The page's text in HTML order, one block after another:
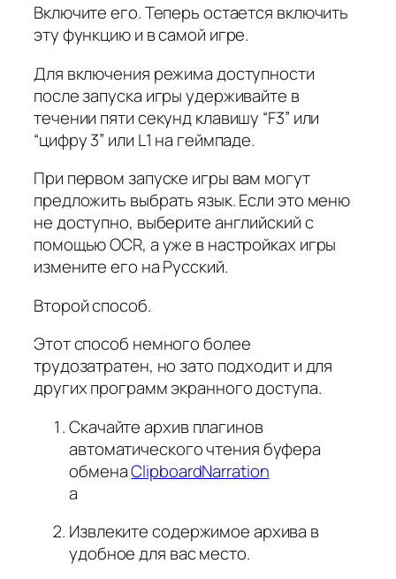
Включите его. Теперь остается включить
эту функцию и в самой игре.
Для включения режима доступности
после запуска игры удерживайте в
течении пяти секунд клавишу “F3” или
“цифру 3” или L1 на геймпаде.
При первом запуске игры вам могут
предложить выбрать язык. Если это меню
не доступно, выберите английский с
помощью OCR, а уже в настройках игры
измените его на Русский.
Второй способ.
Этот способ немного более
трудозатратен, но зато подходит и для
других программ экранного доступа.
Скачайте архив плагинов
автоматического чтения буфера
обменаClipboardNarration
а
Извлеките содержимое архива в
удобное для вас место.